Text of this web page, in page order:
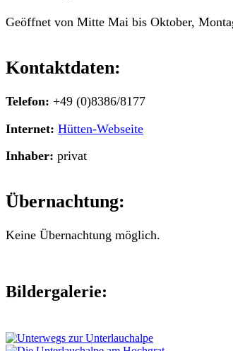
Geöffnet von Mitte Mai bis Oktober,
Kontaktdaten:
Telefon: +49 (0)8386/8177
Internet: Hütten-Webseite
Inhaber: privat
Übernachtung:
Keine Übernachtung möglich.
Bildergalerie: